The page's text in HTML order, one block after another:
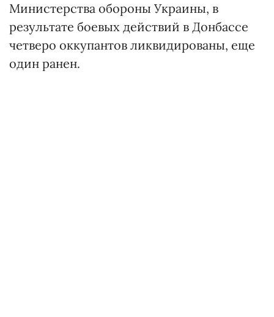
Министерства обороны Украины, в
результате боевых действий в Донбассе
четверо оккупантов ликвидированы, еще
один ранен.